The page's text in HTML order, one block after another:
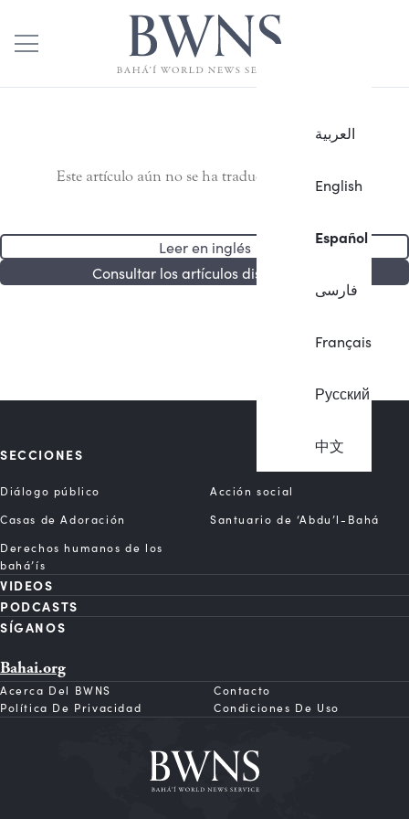
العربية
English
Español
فارسی
Français
Русский
中文
Este artículo aún no se ha traducido al español.
Leer en inglés
Consultar los artículos disponibles
SECCIONES
Diálogo público
Acción social
Casas de Adoración
Santuario de ‘Abdu’l-Bahá
Derechos humanos de los
bahá’ís
VIDEOS
PODCASTS
SÍGANOS
Bahai.org
Acerca Del BWNS
Contacto
Política De Privacidad
Condiciones De Uso